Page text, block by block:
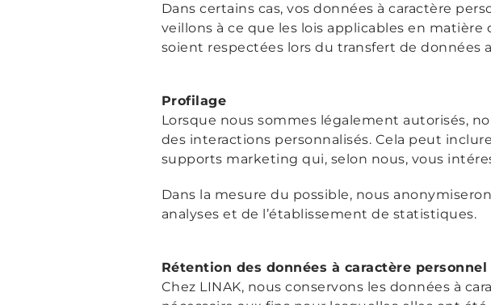
Dans certains cas, vos données à caractère
veillons à ce que les lois applicables en
soient respectées lors du transfert de données
Profilage
Lorsque nous sommes légalement autorisés,
des interactions personnalisés. Cela peut
supports marketing qui, selon nous, vous
Dans la mesure du possible, nous
analyses et de l’établissement de statistiques.
Rétention des données à caractère personnel
Chez LINAK, nous conservons les données à